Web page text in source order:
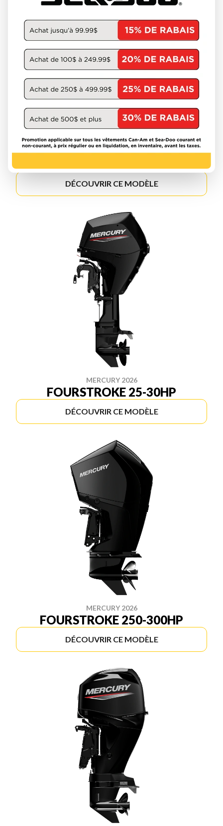
MERCURY 2026
DÉCOUVRIR CE MODÈLE
MERCURY 2026
FOURSTROKE 25-30HP
DÉCOUVRIR CE MODÈLE
MERCURY 2026
FOURSTROKE 250-300HP
DÉCOUVRIR CE MODÈLE